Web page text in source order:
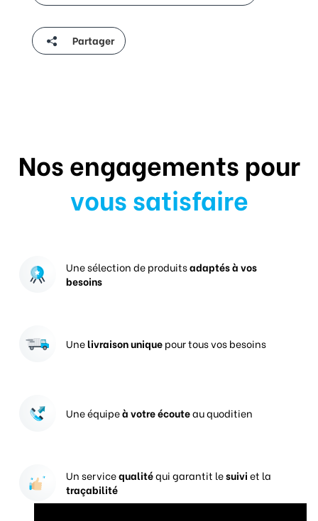
Partager
Nos engagements pour
vous satisfaire
Une sélection de produitsadaptés à vos
besoins
Unelivraison uniquepour tous vos besoins
Une équipeà votre écouteau quoditien
Un servicequalitéqui garantit lesuiviet la
traçabilité